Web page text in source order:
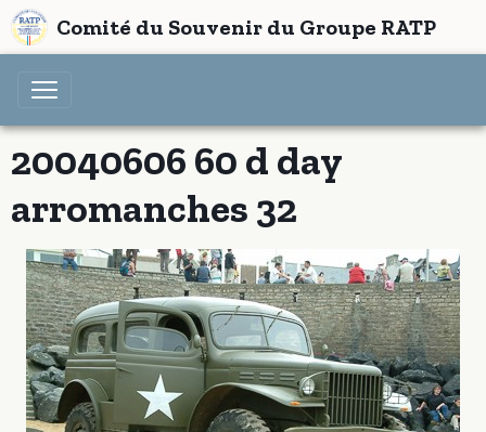
Comité du Souvenir du Groupe RATP
20040606 60 d day
arromanches 32